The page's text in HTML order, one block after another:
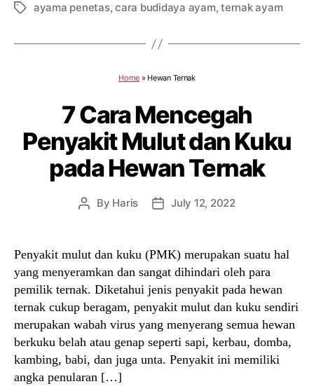
Tagsayama penetas,cara budidaya ayam,ternak ayam
Home» Hewan Ternak
7 Cara Mencegah
Penyakit Mulut dan Kuku
pada Hewan Ternak
Post
By Haris
PostJuly 12, 2022
Penyakit mulut dan kuku (PMK) merupakan suatu hal
yang menyeramkan dan sangat dihindari oleh para
pemilik ternak. Diketahui jenis penyakit pada hewan
ternak cukup beragam, penyakit mulut dan kuku sendiri
merupakan wabah virus yang menyerang semua hewan
berkuku belah atau genap seperti sapi, kerbau, domba,
kambing, babi, dan juga unta. Penyakit ini memiliki
angka penularan […]